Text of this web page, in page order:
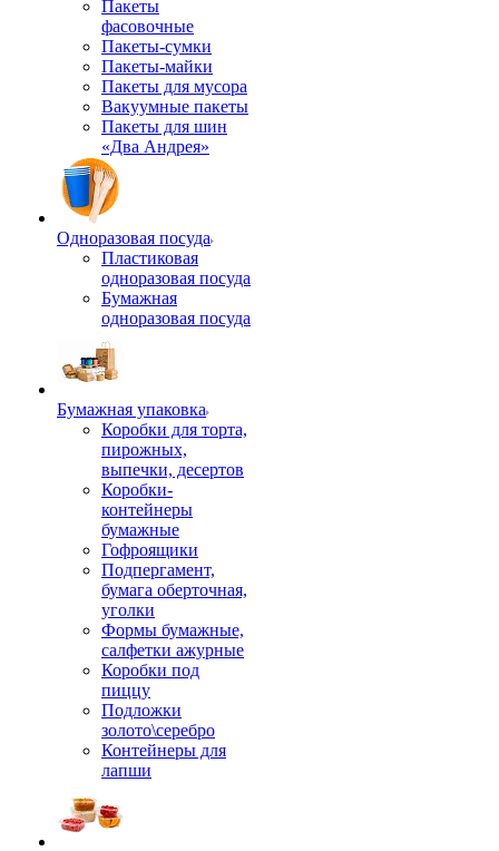
Пакеты
фасовочные
Пакеты-сумки
Пакеты-майки
Пакеты для мусора
Вакуумные пакеты
Пакеты для шин
«Два Андрея»
Одноразовая посуда
Пластиковая
одноразовая посуда
Бумажная
одноразовая посуда
Бумажная упаковка
Коробки для торта,
пирожных,
выпечки, десертов
Коробки-
контейнеры
бумажные
Гофроящики
Подпергамент,
бумага оберточная,
уголки
Формы бумажные,
салфетки ажурные
Коробки под
пиццу
Подложки
золото\серебро
Контейнеры для
лапши